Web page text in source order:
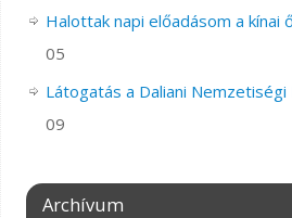
Halottak napi előadásom a kínai
05
Látogatás a Daliani
09
Archívum